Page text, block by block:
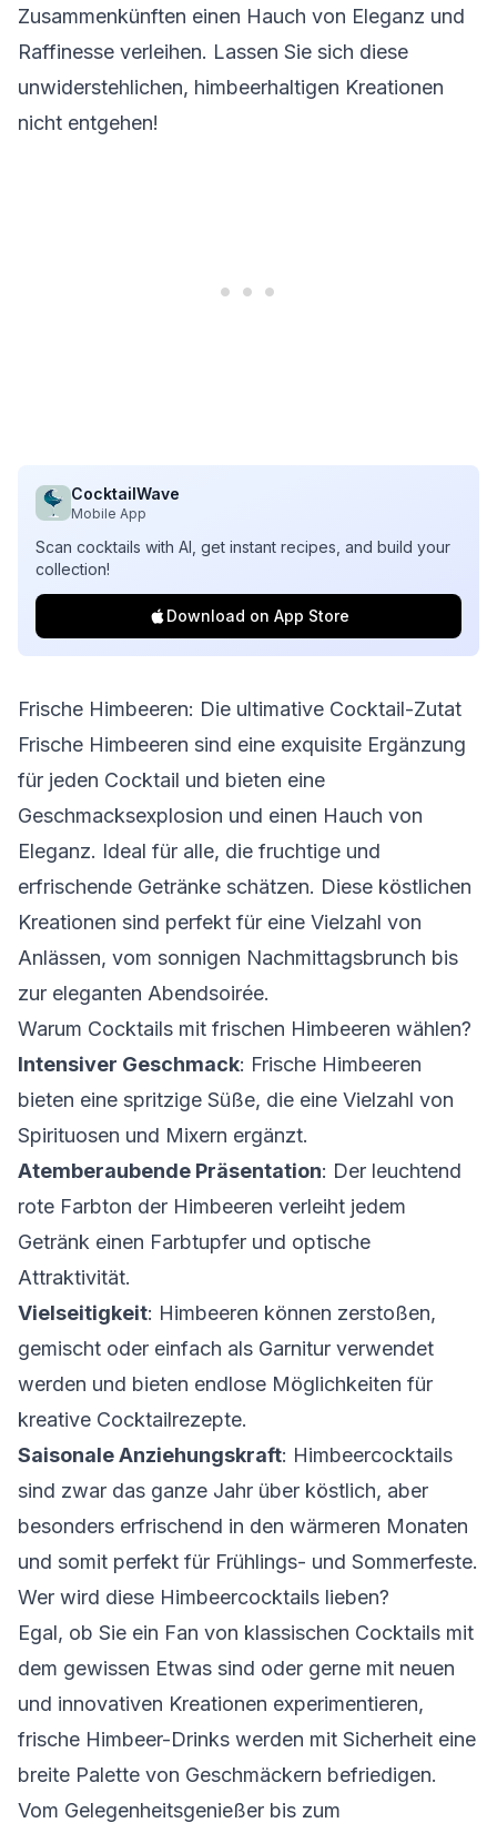
Zusammenkünften einen Hauch von Eleganz und
Raffinesse verleihen. Lassen Sie sich diese
unwiderstehlichen, himbeerhaltigen Kreationen
nicht entgehen!
CocktailWave
Mobile App
Scan cocktails with AI, get instant recipes, and build your
collection!
Download on App Store
Frische Himbeeren: Die ultimative Cocktail-Zutat
Frische Himbeeren sind eine exquisite Ergänzung
für jeden Cocktail und bieten eine
Geschmacksexplosion und einen Hauch von
Eleganz. Ideal für alle, die fruchtige und
erfrischende Getränke schätzen. Diese köstlichen
Kreationen sind perfekt für eine Vielzahl von
Anlässen, vom sonnigen Nachmittagsbrunch bis
zur eleganten Abendsoirée.
Warum Cocktails mit frischen Himbeeren wählen?
Intensiver Geschmack: Frische Himbeeren
bieten eine spritzige Süße, die eine Vielzahl von
Spirituosen und Mixern ergänzt.
Atemberaubende Präsentation: Der leuchtend
rote Farbton der Himbeeren verleiht jedem
Getränk einen Farbtupfer und optische
Attraktivität.
Vielseitigkeit: Himbeeren können zerstoßen,
gemischt oder einfach als Garnitur verwendet
werden und bieten endlose Möglichkeiten für
kreative Cocktailrezepte.
Saisonale Anziehungskraft: Himbeercocktails
sind zwar das ganze Jahr über köstlich, aber
besonders erfrischend in den wärmeren Monaten
und somit perfekt für Frühlings- und Sommerfeste.
Wer wird diese Himbeercocktails lieben?
Egal, ob Sie ein Fan von klassischen Cocktails mit
dem gewissen Etwas sind oder gerne mit neuen
und innovativen Kreationen experimentieren,
frische Himbeer-Drinks werden mit Sicherheit eine
breite Palette von Geschmäckern befriedigen.
Vom Gelegenheitsgenießer bis zum